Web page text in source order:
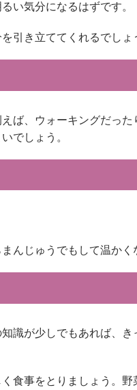
い気分になるはずです。
引き立ててくれるでしょ
ば、ウォーキングだっ
でしょう。
んじゅうでもして温か
識が少しでもあれば、
事をとりましょう。野